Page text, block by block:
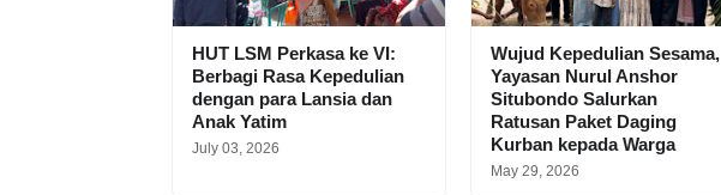
HUT LSM Perkasa ke VI:
Berbagi Rasa Kepedulian
dengan para Lansia dan
Anak Yatim
July 03, 2026
Wujud Kepedulian Sesama,
Yayasan Nurul Anshor
Situbondo Salurkan
Ratusan Paket Daging
Kurban kepada Warga
May 29, 2026